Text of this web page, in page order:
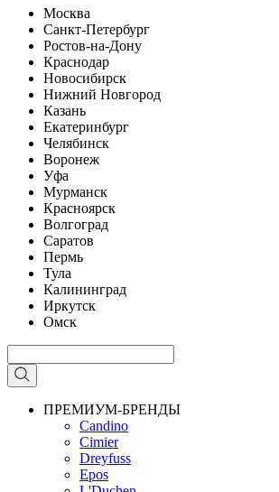
Москва
Санкт-Петербург
Ростов-на-Дону
Краснодар
Новосибирск
Нижний Новгород
Казань
Екатеринбург
Челябинск
Воронеж
Уфа
Мурманск
Красноярск
Волгоград
Саратов
Пермь
Тула
Калининград
Иркутск
Омск
ПРЕМИУМ-БРЕНДЫ
Candino
Cimier
Dreyfuss
Epos